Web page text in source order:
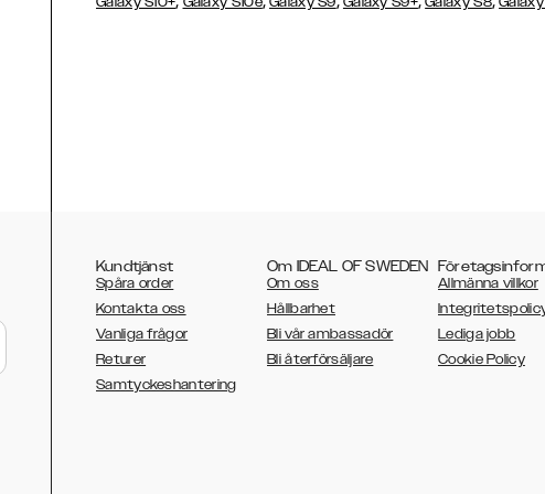
Kundtjänst
Spåra order
Kontakta oss
Vanliga frågor
Returer
Samtyckeshantering
Om IDEAL OF SWEDEN
Om oss
Hållbarhet
Bli vår ambassadör
Bli återförsäljare
Allmänna villkor
Lediga jobb
Cookie Policy
AUSTRALIA